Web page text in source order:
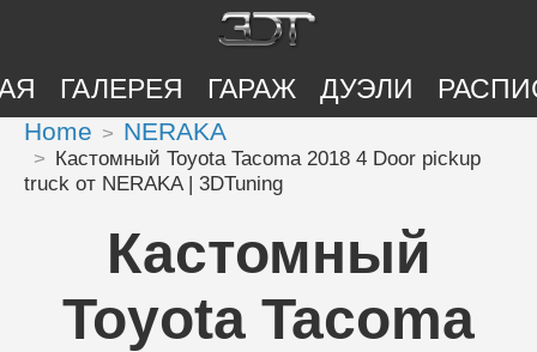
ГАЛЕРЕЯ ГАРАЖ ДУЭЛИ
Home NERAKA
Кастомный Toyota Tacoma 2018 4 Door pickup
truck от NERAKA | 3DTuning
Кастомный
Toyota Tacoma